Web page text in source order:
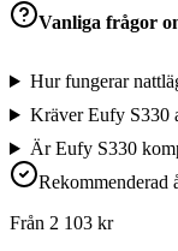
Vanliga frågor
Hur fungerar
Kräver Eufy S330
Är Eufy S330
Rekommenderad
Från 2 103 kr